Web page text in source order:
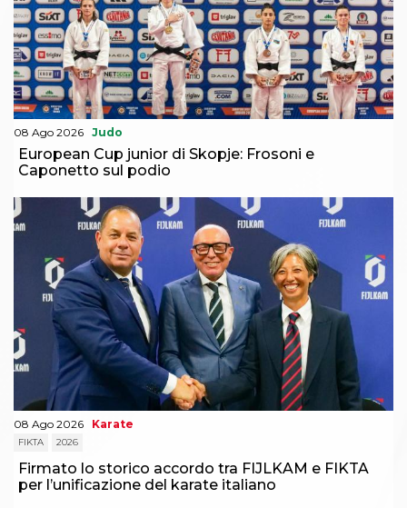
08 Ago 2026 Judo
European Cup junior di Skopje: Frosoni e
Caponetto sul podio
08 Ago 2026 Karate
FIKTA 2026
Firmato lo storico accordo tra FIJLKAM e FIKTA
per l’unificazione del karate italiano